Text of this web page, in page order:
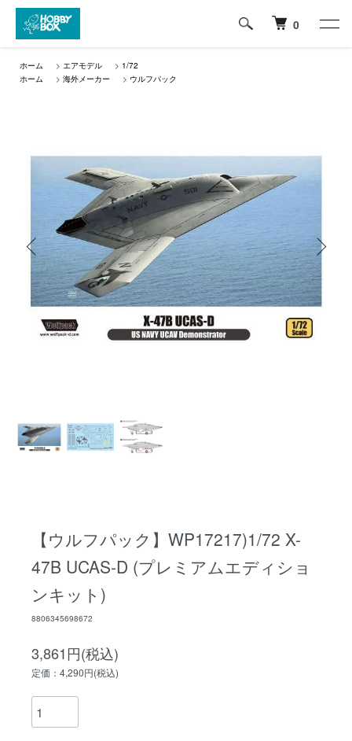
0
ホーム > エアモデル > 1/72
ホーム
> 海外メーカー > ウルフパック
【ウルフパック】WP17217)1/72 X-
47B UCAS-D (プレミアムエディショ
ンキット)
8806345698672
3,861円(税込)
定価：4,290円(税込)